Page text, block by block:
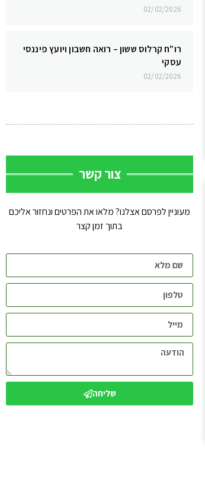
02/02/2026
רו"ח קרלוס ששון – רואה חשבון ויועץ פיננסי
עסקי
02/02/2026
צור קשר
מעוניין לפרסם אצלנו? מלאו את הפרטים ונחזור אליכם
בתוך זמן קצר
שליחה